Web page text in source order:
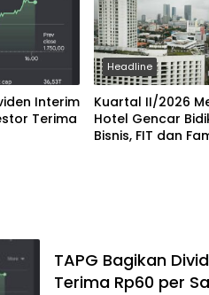
Interim
Terima
Headline
Kuartal II/2026
Hotel Gencar
Bisnis, FIT dan
TAPG Bagikan
Terima Rp60 per